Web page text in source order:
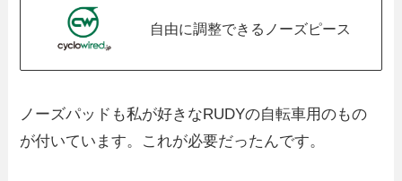
自由に調整できるノーズピース
ノーズパッドも私が好きなRUDYの自転車用のもの
が付いています。これが必要だったんです。